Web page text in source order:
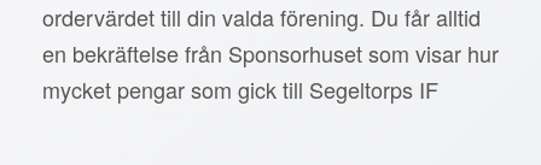
ordervärdet till din valda förening. Du får alltid
en bekräftelse från Sponsorhuset som visar hur
mycket pengar som gick till Segeltorps IF